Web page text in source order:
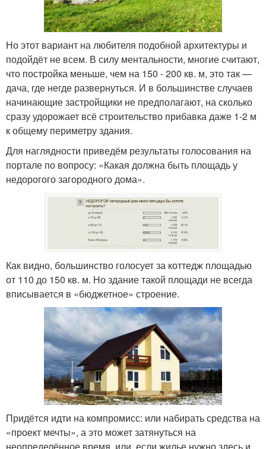
Но этот вариант на любителя подобной архитектуры и
подойдёт не всем. В силу ментальности, многие считают,
что постройка меньше, чем на 150 - 200 кв. м, это так —
дача, где негде развернуться. И в большинстве случаев
начинающие застройщики не предполагают, на сколько
сразу удорожает всё строительство прибавка даже 1-2 м
к общему периметру здания.
Для наглядности приведём результаты голосования на
портале по вопросу: «Какая должна быть площадь у
недорогого загородного дома».
Как видно, большинство голосует за коттедж площадью
от 110 до 150 кв. м. Но здание такой площади не всегда
вписывается в «бюджетное» строение.
Придётся идти на компромисс: или набирать средства на
«проект мечты», а это может затянуться на